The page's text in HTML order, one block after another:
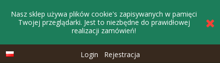
Nasz sklep używa plików cookie's zapisywanych w pamięci
Twojej przeglądarki. Jest to niezbędne do prawidłowej
realizacji zamówień!
Login Rejestracja